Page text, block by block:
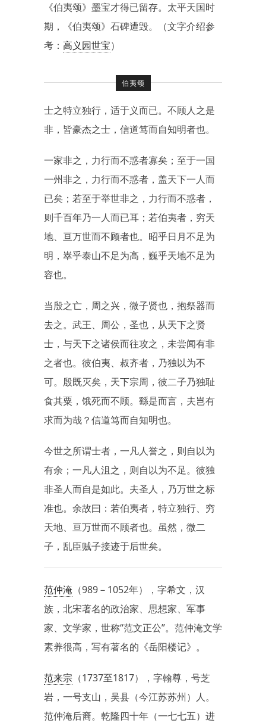
《伯夷颂》墨宝才得已留存。太平天国时
期，《伯夷颂》石碑遭毁。（文字介绍参
考： 高义园世宝）
伯夷颂
士之特立独行，适于义而已。不顾人之是
非，皆豪杰之士，信道笃而自知明者也。
一家非之，力行而不惑者寡矣；至于一国
一州非之，力行而不惑者，盖天下一人而
已矣；若至于举世非之，力行而不惑者，
则千百年乃一人而已耳；若伯夷者，穷天
地、亘万世而不顾者也。昭乎日月不足为
明，崒乎泰山不足为高，巍乎天地不足为
容也。
当殷之亡，周之兴，微子贤也，抱祭器而
去之。武王、周公，圣也，从天下之贤
士，与天下之诸侯而往攻之，未尝闻有非
之者也。彼伯夷、叔齐者，乃独以为不
可。殷既灭矣，天下宗周，彼二子乃独耻
食其粟，饿死而不顾。繇是而言，夫岂有
求而为哉？信道笃而自知明也。
今世之所谓士者，一凡人誉之，则自以为
有余；一凡人沮之，则自以为不足。彼独
非圣人而自是如此。夫圣人，乃万世之标
准也。余故曰：若伯夷者，特立独行、穷
天地、亘万世而不顾者也。虽然，微二
子，乱臣贼子接迹于后世矣。
范仲淹 （989－1052年），字希文，汉
族，北宋著名的政治家、思想家、军事
家、文学家，世称“范文正公”。范仲淹文学
素养很高，写有著名的《岳阳楼记》。
范来宗 （1737至1817），字翰尊，号芝
岩，一号支山，吴县（今江苏苏州）人。
范仲淹后裔。乾隆四十年（一七七五）进